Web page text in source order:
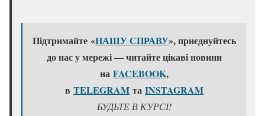
Підтримайте «НАШУ СПРАВУ», приєднуйтесь
до нас у мережі — читайте цікаві новини
на FACEBOOK,
в TELEGRAM та ІNSTAGRAM
БУДЬТЕ В КУРСІ!